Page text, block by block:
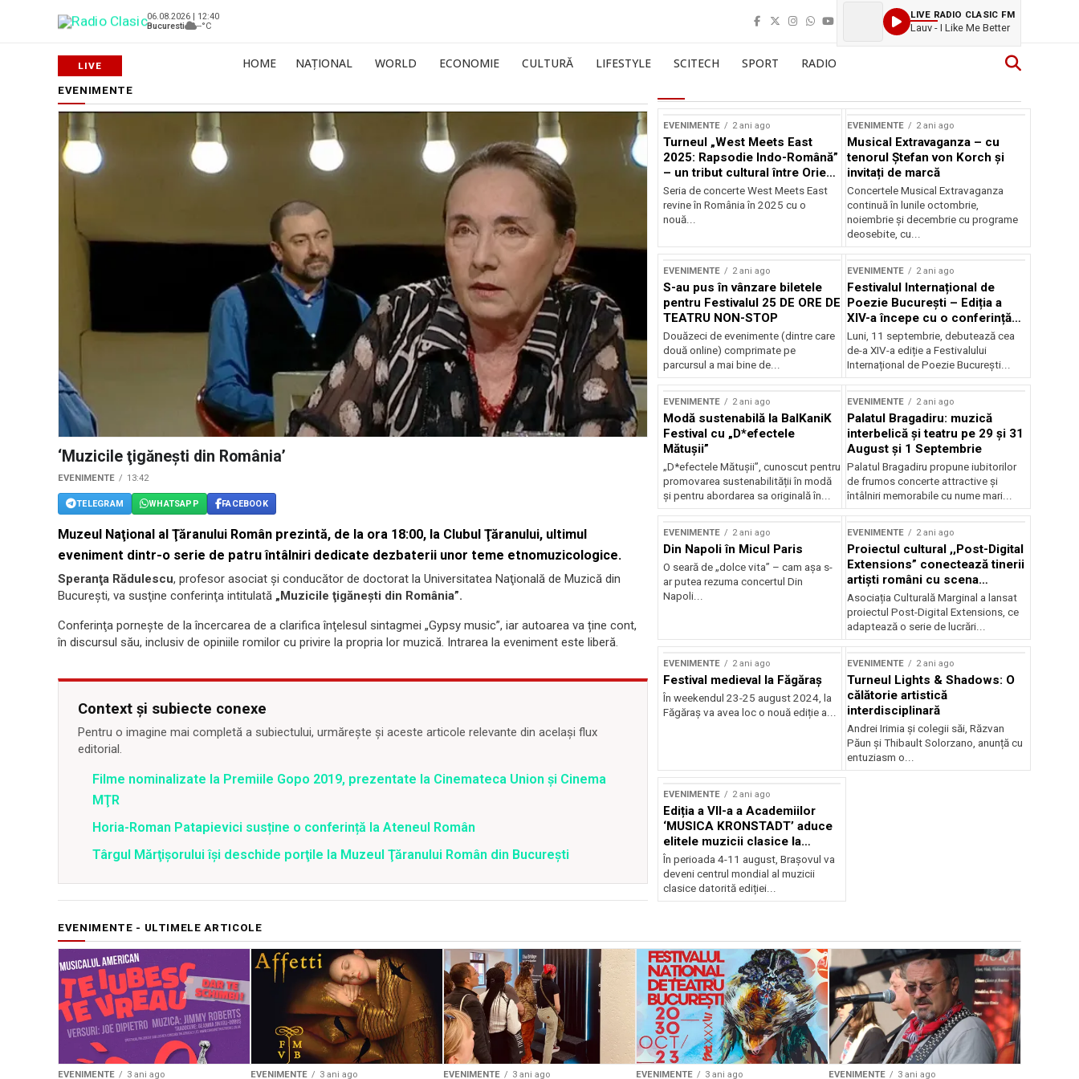
06.08.2026 | 12:40
Bucuresti
--°C
LIVE RADIO CLASIC FM
Lauv - I Like Me Better
HOME NAȚIONAL WORLD ECONOMIE CULTURĂ LIFESTYLE SCITECH SPORT RADIO
EVENIMENTE
‘Muzicile ţigăneşti din România’
EVENIMENTE 13:42
TELEGRAM WHATSAPP FACEBOOK
Muzeul Naţional al Ţăranului Român prezintă, de la ora 18:00, la Clubul Ţăranului, ultimul
eveniment dintr-o serie de patru întâlniri dedicate dezbaterii unor teme etnomuzicologice.
Speranţa Rădulescu, profesor asociat şi conducător de doctorat la Universitatea Naţională de Muzică din
Bucureşti, va susţine conferinţa intitulată „Muzicile ţigăneşti din România”.
Conferinţa porneşte de la încercarea de a clarifica înţelesul sintagmei „Gypsy music”, iar autoarea va ține cont,
în discursul său, inclusiv de opiniile romilor cu privire la propria lor muzică. Intrarea la eveniment este liberă.
Context și subiecte conexe
Pentru o imagine mai completă a subiectului, urmărește și aceste articole relevante din același flux
editorial.
Filme nominalizate la Premiile Gopo 2019, prezentate la Cinemateca Union şi Cinema
MŢR
Horia-Roman Patapievici susține o conferință la Ateneul Român
Târgul Mărţişorului îşi deschide porţile la Muzeul Ţăranului Român din Bucureşti
EVENIMENTE 2 ani ago
Turneul „West Meets East
2025: Rapsodie Indo-Română”
– un tribut cultural între Orient
și Occident
Seria de concerte West Meets East
revine în România în 2025 cu o
nouă...
EVENIMENTE 2 ani ago
Musical Extravaganza – cu
tenorul Ștefan von Korch și
invitați de marcă
Concertele Musical Extravaganza
continuă în lunile octombrie,
noiembrie şi decembrie cu programe
deosebite, cu...
EVENIMENTE 2 ani ago
S-au pus în vânzare biletele
pentru Festivalul 25 DE ORE DE
TEATRU NON-STOP
Douăzeci de evenimente (dintre care
două online) comprimate pe
parcursul a mai bine de...
EVENIMENTE 2 ani ago
Festivalul Internațional de
Poezie București – Ediția a
XIV-a începe cu o conferință
despre limba română
susținută de Marco Lucchesi
Luni, 11 septembrie, debutează cea
de-a XIV-a ediție a Festivalului
Internațional de Poezie București...
EVENIMENTE 2 ani ago
Modă sustenabilă la BalKaniK
Festival cu „D*efectele
Mătușii”
„D*efectele Mătușii”, cunoscut pentru
promovarea sustenabilității în modă
și pentru abordarea sa originală în...
EVENIMENTE 2 ani ago
Palatul Bragadiru: muzică
interbelică şi teatru pe 29 şi 31
August şi 1 Septembrie
Palatul Bragadiru propune iubitorilor
de frumos concerte attractive şi
întâlniri memorabile cu nume mari...
EVENIMENTE 2 ani ago
Din Napoli în Micul Paris
O seară de „dolce vita” – cam așa s-
ar putea rezuma concertul Din
Napoli...
EVENIMENTE 2 ani ago
Proiectul cultural ,,Post-Digital
Extensions” conectează tinerii
artiști români cu scena
internațională
Asociația Culturală Marginal a lansat
proiectul Post-Digital Extensions, ce
adaptează o serie de lucrări...
EVENIMENTE 2 ani ago
Festival medieval la Făgăraș
În weekendul 23-25 august 2024, la
Făgăraș va avea loc o nouă ediție a...
EVENIMENTE 2 ani ago
Turneul Lights & Shadows: O
călătorie artistică
interdisciplinară
Andrei Irimia și colegii săi, Răzvan
Păun și Thibault Solorzano, anunță cu
entuziasm o...
EVENIMENTE 2 ani ago
Ediția a VII-a a Academiilor
‘MUSICA KRONSTADT’ aduce
elitele muzicii clasice la
Brașov
În perioada 4-11 august, Brașovul va
deveni centrul mondial al muzicii
clasice datorită ediției...
EVENIMENTE - ULTIMELE ARTICOLE
EVENIMENTE 3 ani ago EVENIMENTE 3 ani ago EVENIMENTE 3 ani ago EVENIMENTE 3 ani ago EVENIMENTE 3 ani ago